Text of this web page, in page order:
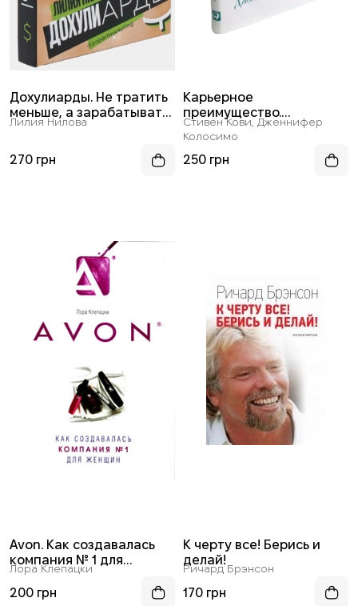
Дохулиарды. Не тратить
меньше, а зарабатывать
больше
Лилия Нилова
270 грн
Карьерное
преимущество.
Практические
рекомендации
Стивен Кови, Дженнифер
Колосимо
250 грн
Avon. Как создавалась
компания № 1 для
женщин
Лора Клепацки
200 грн
К черту все! Берись и
делай!
Ричард Брэнсон
170 грн